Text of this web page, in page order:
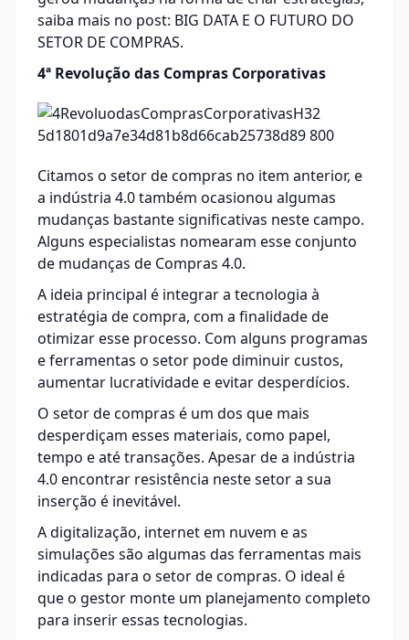
saiba mais no post: BIG DATA E O FUTURO DO
SETOR DE COMPRAS.
4ª Revolução das Compras Corporativas
Citamos o setor de compras no item anterior, e
a indústria 4.0 também ocasionou algumas
mudanças bastante significativas neste campo.
Alguns especialistas nomearam esse conjunto
de mudanças de Compras 4.0.
A ideia principal é integrar a tecnologia à
estratégia de compra, com a finalidade de
otimizar esse processo. Com alguns programas
e ferramentas o setor pode diminuir custos,
aumentar lucratividade e evitar desperdícios.
O setor de compras é um dos que mais
desperdiçam esses materiais, como papel,
tempo e até transações. Apesar de a indústria
4.0 encontrar resistência neste setor a sua
inserção é inevitável.
A digitalização, internet em nuvem e as
simulações são algumas das ferramentas mais
indicadas para o setor de compras. O ideal é
que o gestor monte um planejamento completo
para inserir essas tecnologias.